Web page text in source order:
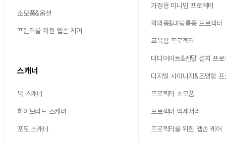
소모품&옵션
프린터를 위한 엡손 케어
스캐너
북 스캐너
하이브리드 스캐너
포토 스캐너
가정용 미니빔 프로젝터
회의용&미팅룸용 프로젝터
교육용 프로젝터
미디어아트&렌탈 설치 프로
디지털 사이니지&조명형 프
프로젝터 소모품
프로젝터 액세서리
프로젝터를 위한 엡손 케어